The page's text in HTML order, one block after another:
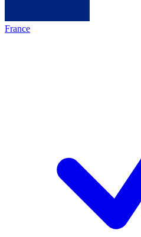
France